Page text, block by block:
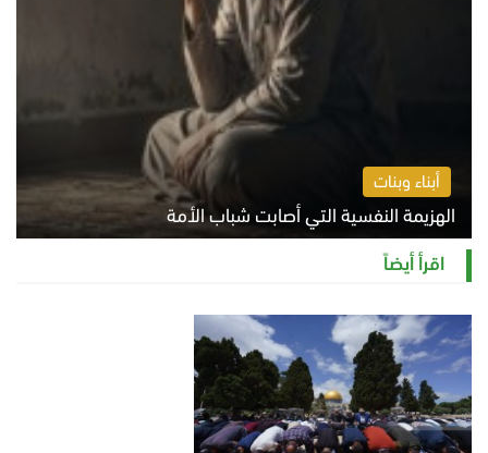
أبناء وبنات
الهزيمة النفسية التي أصابت شباب الأمة
الخميس 6 أغسطس 2026 11:12 ص
اقرأ أيضاً